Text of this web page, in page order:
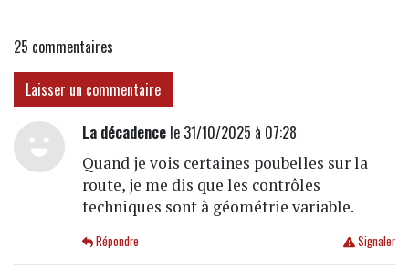
25 commentaires
Laisser un commentaire
La décadencele 31/10/2025 à 07:28
Quand je vois certaines poubelles sur la
route, je me dis que les contrôles
techniques sont à géométrie variable.
Signaler
Répondre